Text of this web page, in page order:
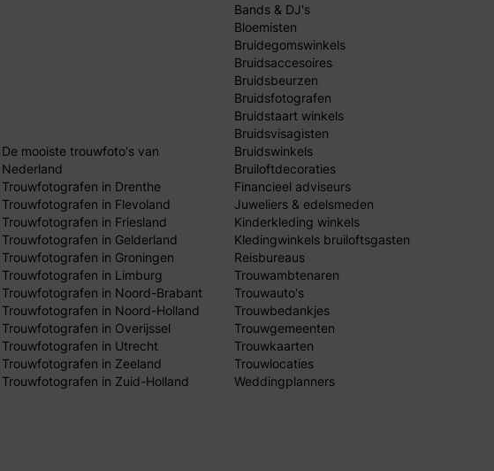
De mooiste trouwfoto's van
Nederland
Trouwfotografen in Drenthe
Trouwfotografen in Flevoland
Trouwfotografen in Friesland
Trouwfotografen in Gelderland
Trouwfotografen in Groningen
Trouwfotografen in Limburg
Trouwfotografen in Noord-Brabant
Trouwfotografen in Noord-Holland
Trouwfotografen in Overijssel
Trouwfotografen in Utrecht
Trouwfotografen in Zeeland
Trouwfotografen in Zuid-Holland
Bands & DJ's
Bloemisten
Bruidegomswinkels
Bruidsaccesoires
Bruidsbeurzen
Bruidsfotografen
Bruidstaart winkels
Bruidsvisagisten
Bruidswinkels
Bruiloftdecoraties
Financieel adviseurs
Juweliers & edelsmeden
Kinderkleding winkels
Kledingwinkels bruiloftsgasten
Reisbureaus
Trouwambtenaren
Trouwauto's
Trouwbedankjes
Trouwgemeenten
Trouwkaarten
Trouwlocaties
Weddingplanners